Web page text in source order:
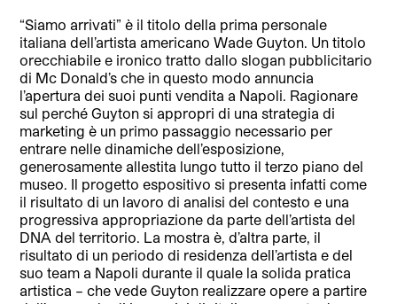
“Siamo arrivati” è il titolo della prima personale
italiana dell’artista americano Wade Guyton. Un titolo
orecchiabile e ironico tratto dallo slogan pubblicitario
di Mc Donald’s che in questo modo annuncia
l’apertura dei suoi punti vendita a Napoli. Ragionare
sul perché Guyton si appropri di una strategia di
marketing è un primo passaggio necessario per
entrare nelle dinamiche dell’esposizione,
generosamente allestita lungo tutto il terzo piano del
museo. Il progetto espositivo si presenta infatti come
il risultato di un lavoro di analisi del contesto e una
progressiva appropriazione da parte dell’artista del
DNA del territorio. La mostra è, d’altra parte, il
risultato di un periodo di residenza dell’artista e del
suo team a Napoli durante il quale la solida pratica
artistica – che vede Guyton realizzare opere a partire